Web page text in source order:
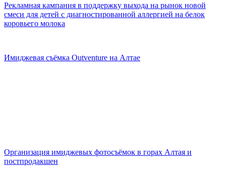
Рекламная кампания в поддержку выхода на рынок новой
смеси для детей с диагностированной аллергией на белок
коровьего молока
Имиджевая съёмка Outventure на Алтае
Организация имиджевых фотосъёмок в горах Алтая и
постпродакшен